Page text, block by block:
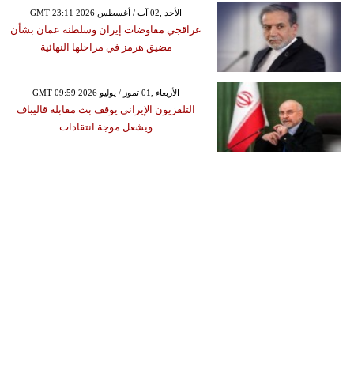
GMT 23:11 2026 الأحد ,02 آب / أغسطس
عراقجي مفاوضات إيران وسلطنة عمان بشأن
مضيق هرمز في مراحلها النهائية
GMT 09:59 2026 الأربعاء ,01 تموز / يوليو
التلفزيون الإيراني يوقف بث مقابلة قاليباف
ويشعل موجة انتقادات